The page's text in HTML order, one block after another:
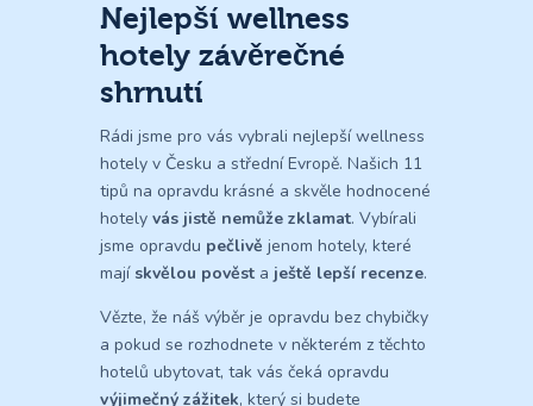
Nejlepší wellness
hotely závěrečné
shrnutí
Rádi jsme pro vás vybrali nejlepší wellness
hotely v Česku a střední Evropě. Našich 11
tipů na opravdu krásné a skvěle hodnocené
hotely vás jistě nemůže zklamat. Vybírali
jsme opravdu pečlivě jenom hotely, které
mají skvělou pověst a ještě lepší recenze.
Vězte, že náš výběr je opravdu bez chybičky
a pokud se rozhodnete v některém z těchto
hotelů ubytovat, tak vás čeká opravdu
výjimečný zážitek, který si budete